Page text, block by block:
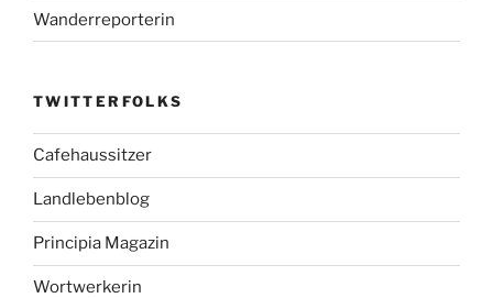
Wanderreporterin
TWITTERFOLKS
Cafehaussitzer
Landlebenblog
Principia Magazin
Wortwerkerin